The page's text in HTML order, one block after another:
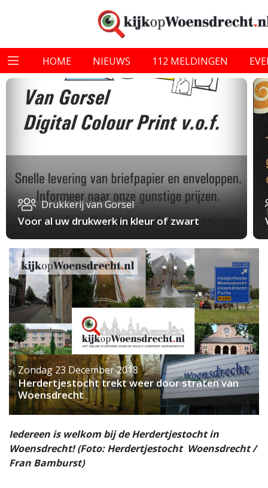
HOME NIEUWS 112 MELDINGEN
Drukkerij van Gorsel
Voor al uw drukwerk in kleur of zwart
Zondag 23 December 2018
Herdertjestocht trekt weer door straten van
Woensdrecht
Iedereen is welkom bij de Herdertjestocht in
Woensdrecht! (Foto: Herdertjestocht Woensdrecht /
Fran Bamburst)